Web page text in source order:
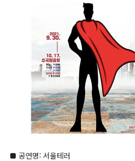
■ 공연명: 서울테러